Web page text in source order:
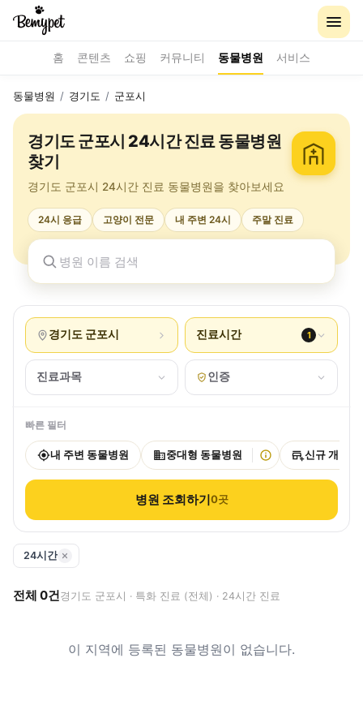
홈 콘텐츠 쇼핑 커뮤니티 동물병원 서비스
동물병원 / 경기도 / 군포시
경기도 군포시 24시간 진료 동물병원
찾기
경기도 군포시 24시간 진료 동물병원을 찾아보세요
24시 응급 고양이 전문 내 주변 24시 주말 진료
경기도 군포시 진료시간 1
진료과목 인증
빠른 필터
내 주변 동물병원 중대형 동물병원 신규 개원
병원 조회하기0곳
24시간
전체 0건경기도 군포시 · 특화 진료 (전체) · 24시간 진료
이 지역에 등록된 동물병원이 없습니다.